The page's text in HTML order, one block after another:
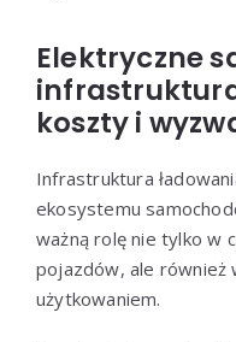
Elektryczne
koszty i
Infrastruktura
ekosystemu
ważną rolę nie tylko w
pojazdów, ale również
użytkowaniem.